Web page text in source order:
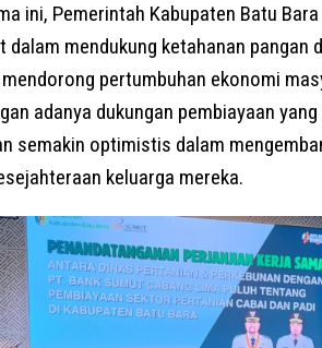
ini, Pemerintah Kabupaten Batu
dalam mendukung ketahanan
pertumbuhan ekonomi
adanya dukungan pembiayaan
semakin optimistis dalam
keluarga mereka.